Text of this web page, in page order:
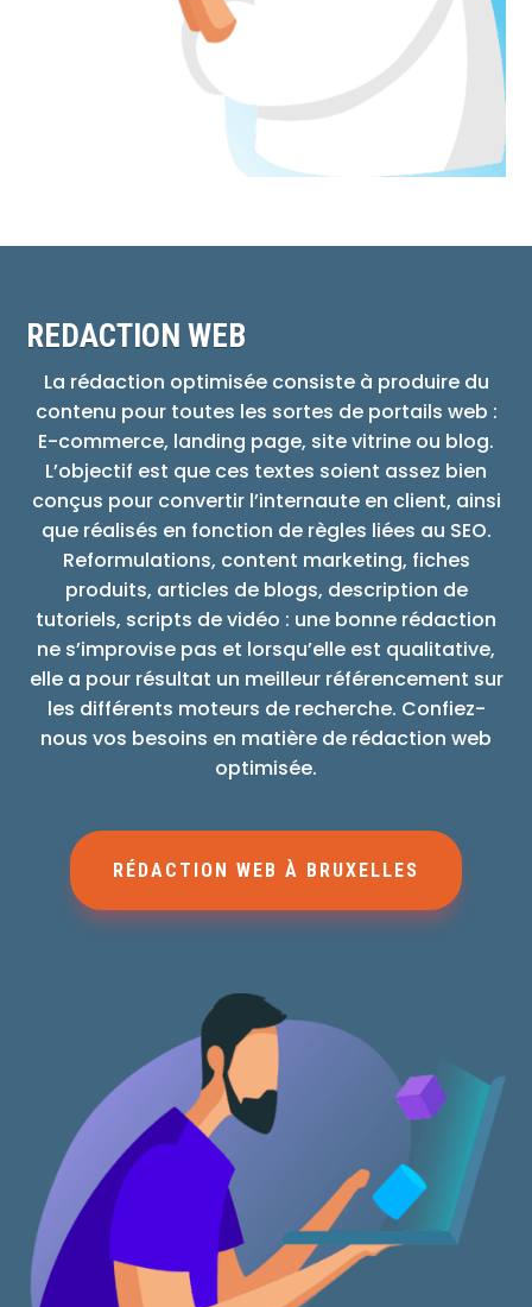
REDACTION WEB
La rédaction optimisée consiste à produire du
contenu pour toutes les sortes de portails web :
E-commerce, landing page, site vitrine ou blog.
L’objectif est que ces textes soient assez bien
conçus pour convertir l’internaute en client, ainsi
que réalisés en fonction de règles liées au SEO.
Reformulations, content marketing, fiches
produits, articles de blogs, description de
tutoriels, scripts de vidéo : une bonne rédaction
ne s’improvise pas et lorsqu’elle est qualitative,
elle a pour résultat un meilleur référencement sur
les différents moteurs de recherche. Confiez-
nous vos besoins en matière de rédaction web
optimisée.
RÉDACTION WEB À BRUXELLES